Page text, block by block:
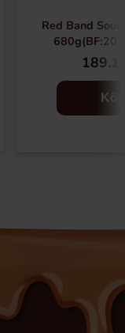
Red Band
Köp